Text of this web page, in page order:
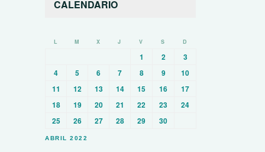
CALENDARIO
ABRIL 2022
L M X J V S D
1 2
3
4
5 6 7 8 9
10
11
12 13 14 15 16
17
18
19 20 21 22 23
24
25
26 27 28 29 30